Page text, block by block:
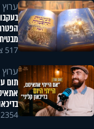
517 צפיות
תום
2354 צפיות